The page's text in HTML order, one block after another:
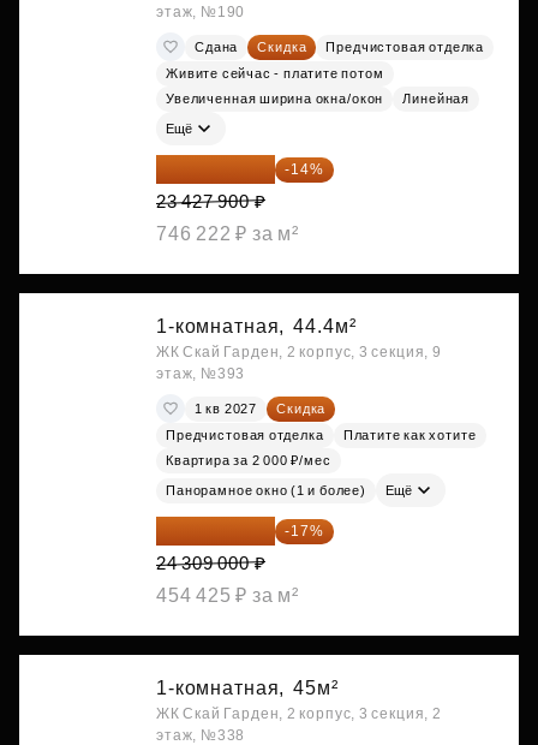
этаж, №190
Сдана Скидка
Предчистовая отделка
Живите сейчас - платите потом
Увеличенная ширина окна/окон
Линейная
Ещё
20 147 994 ₽ -14%
23 427 900 ₽
746 222 ₽ за м²
1-комнатная, 44.4м²
ЖК Скай Гарден, 2 корпус, 3 секция, 9
этаж, №393
1 кв 2027
Скидка
Предчистовая отделка
Платите как хотите
Квартира за 2 000 ₽/мес
Панорамное окно (1 и более) Ещё
20 176 470 ₽ -17%
24 309 000 ₽
454 425 ₽ за м²
1-комнатная, 45м²
ЖК Скай Гарден, 2 корпус, 3 секция, 2
этаж, №338